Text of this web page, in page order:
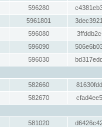
596280
5961801
596080
596090
596030
582660
582670
581020